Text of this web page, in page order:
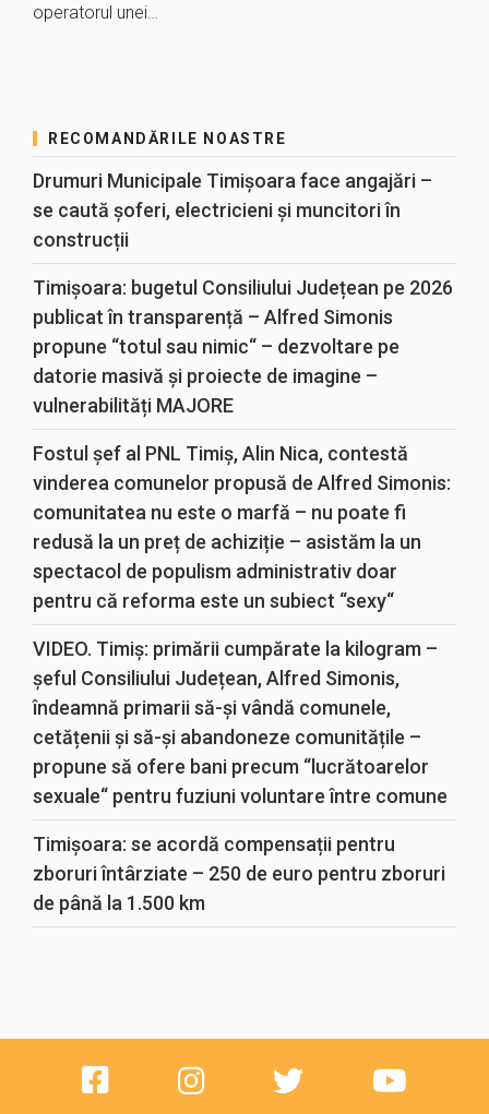
operatorul unei…
RECOMANDĂRILE NOASTRE
Drumuri Municipale Timișoara face angajări –
se caută șoferi, electricieni și muncitori în
construcții
Timișoara: bugetul Consiliului Județean pe 2026
publicat în transparență – Alfred Simonis
propune “totul sau nimic“ – dezvoltare pe
datorie masivă și proiecte de imagine –
vulnerabilități MAJORE
Fostul șef al PNL Timiș, Alin Nica, contestă
vinderea comunelor propusă de Alfred Simonis:
comunitatea nu este o marfă – nu poate fi
redusă la un preț de achiziție – asistăm la un
spectacol de populism administrativ doar
pentru că reforma este un subiect “sexy“
VIDEO. Timiș: primării cumpărate la kilogram –
șeful Consiliului Județean, Alfred Simonis,
îndeamnă primarii să-și vândă comunele,
cetățenii și să-și abandoneze comunitățile –
propune să ofere bani precum “lucrătoarelor
sexuale“ pentru fuziuni voluntare între comune
Timișoara: se acordă compensații pentru
zboruri întârziate – 250 de euro pentru zboruri
de până la 1.500 km